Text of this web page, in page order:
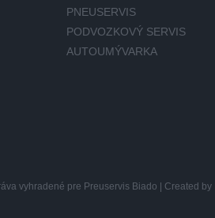
PNEUSERVIS
PODVOZKOVÝ SERVIS
AUTOUMÝVARKA
vyhradené pre Preuservis Biado | Created by